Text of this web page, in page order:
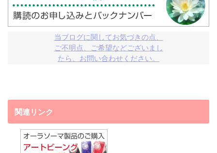
当ブログに関してお気づきの点、
ご不明点、ご希望などございまし
たら、お問い合わせください。
関連リンク